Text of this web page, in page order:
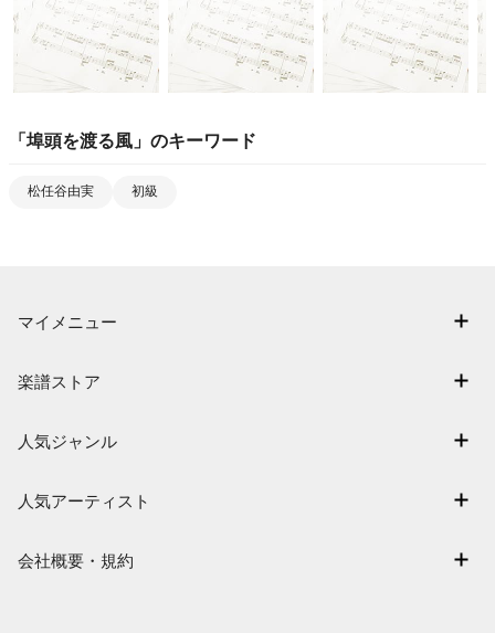
「 埠頭を渡る風 」のキーワード
松任谷由実 初級
マイメニュー
退会はこちら
楽譜ストア
難易度別に探す
まもなく配信
人気ジャンル
保育
人気アーティスト
会社概要・規約